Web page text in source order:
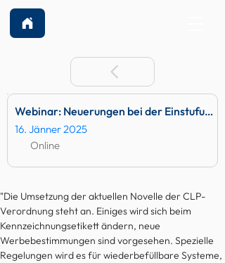
Webinar: Neuerungen bei der Einstufung und Kennzeichnung von Chemikalien
16. Jänner 2025
Online
"Die Umsetzung der aktuellen Novelle der CLP-
Verordnung steht an. Einiges wird sich beim
Kennzeichnungsetikett ändern, neue
Werbebestimmungen sind vorgesehen. Spezielle
Regelungen wird es für wiederbefüllbare Systeme,